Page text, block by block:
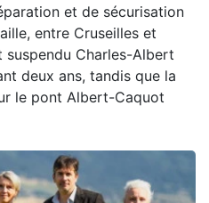
et de sécurisation
entre Cruseilles et
Charles-Albert
deux ans, tandis que la
le pont Albert-Caquot